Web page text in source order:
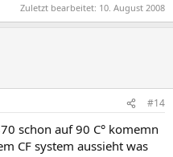
Zuletzt bearbeitet: 10. August 2008
#14
schon auf 90 C° komemn
CF system aussieht was